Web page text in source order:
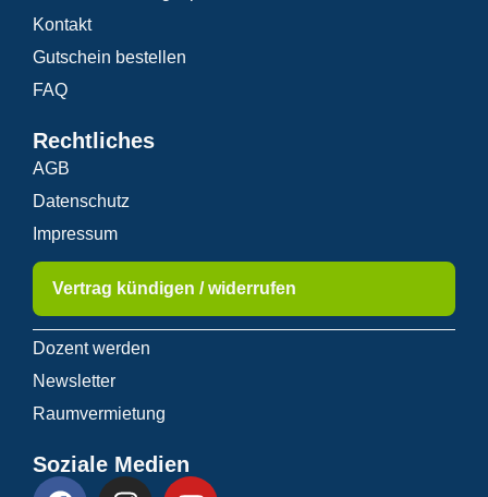
Kontakt
Gutschein bestellen
FAQ
Rechtliches
AGB
Datenschutz
Impressum
Vertrag kündigen / widerrufen
Dozent werden
Newsletter
Raumvermietung
Soziale Medien